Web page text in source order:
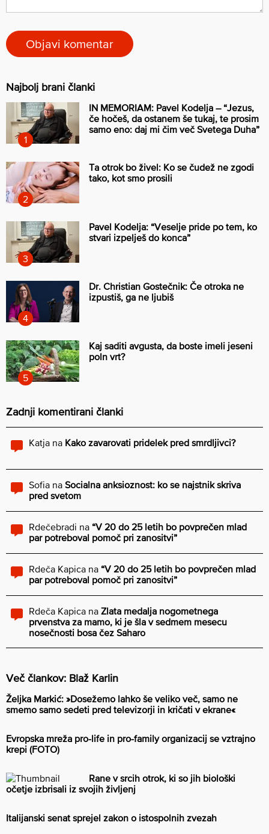
Najbolj brani članki
IN MEMORIAM: Pavel Kodelja – “Jezus,
če hočeš, da ostanem še tukaj, te prosim
samo eno: daj mi čim več Svetega Duha”
Ta otrok bo živel: Ko se čudež ne zgodi
tako, kot smo prosili
Pavel Kodelja: “Veselje pride po tem, ko
stvari izpelješ do konca”
Dr. Christian Gostečnik: Če otroka ne
izpustiš, ga ne ljubiš
Kaj saditi avgusta, da boste imeli jeseni
poln vrt?
Zadnji komentirani članki
Katja na Kako zavarovati pridelek pred smrdljivci?
Sofia na Socialna anksioznost: ko se najstnik skriva
pred svetom
Rdečebradi na “V 20 do 25 letih bo povprečen mlad
par potreboval pomoč pri zanositvi”
Rdeča Kapica na “V 20 do 25 letih bo povprečen mlad
par potreboval pomoč pri zanositvi”
Rdeča Kapica na Zlata medalja nogometnega
prvenstva za mamo, ki je šla v sedmem mesecu
nosečnosti bosa čez Saharo
Več člankov: Blaž Karlin
Željka Markić: »Dosežemo lahko še veliko več, samo ne
smemo samo sedeti pred televizorji in kričati v ekrane«
Evropska mreža pro-life in pro-family organizacij se vztrajno
krepi (FOTO)
Rane v srcih otrok, ki so jih biološki
očetje izbrisali iz svojih življenj
Italijanski senat sprejel zakon o istospolnih zvezah